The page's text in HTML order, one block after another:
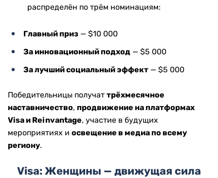
распределён по трём номинациям:
Главный приз — $10 000
За инновационный подход — $5 000
За лучший социальный эффект — $5 000
Победительницы получат трёхмесячное
наставничество, продвижение на платформах
Visa и Reinvantage, участие в будущих
мероприятиях и освещение в медиа по всему
региону.
Visa: Женщины — движущая сила